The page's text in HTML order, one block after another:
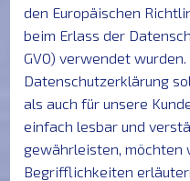
den Europäischen
beim Erlass der
GVO) verwendet
Datenschutzerklärung
als auch für unsere
einfach lesbar und
gewährleisten, möchten
Begrifflichkeiten